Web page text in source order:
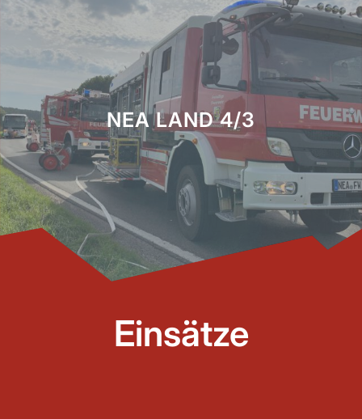
NEA LAND 4/3
Einsätze